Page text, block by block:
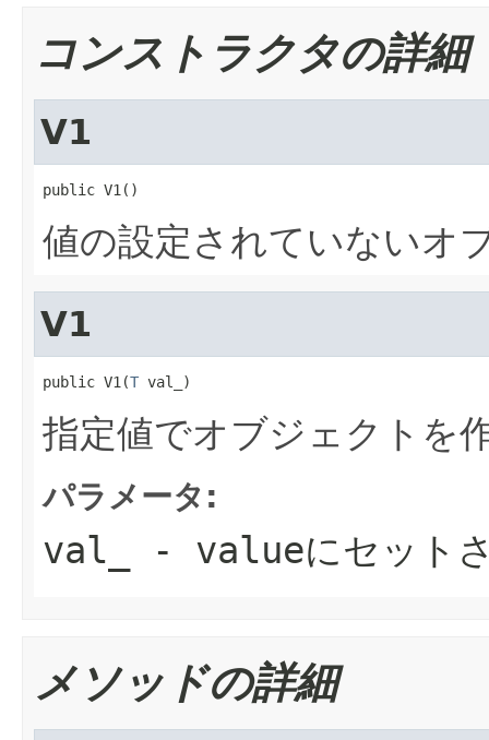
コンストラクタの詳細
V1
public V1()
値の設定されていないオ
V1
public V1(T val_)
指定値でオブジェクトを
パラメータ:
val_ - valueにセット
メソッドの詳細